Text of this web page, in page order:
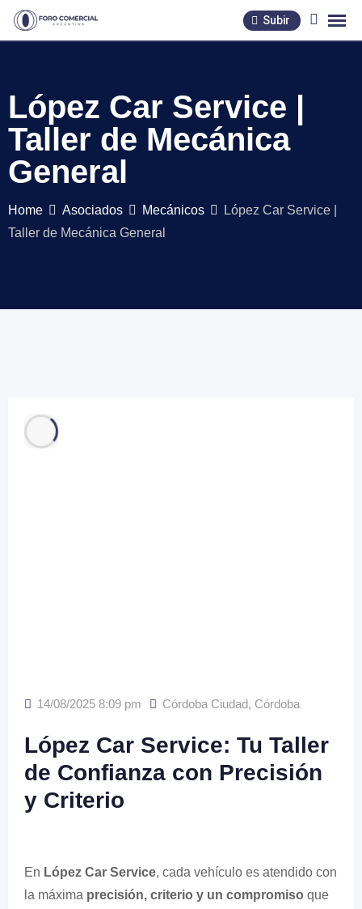
Skip
Subir
López Car Service |
Taller de Mecánica
General
Home Asociados Mecánicos
López Car Service |
Taller de Mecánica General
14/08/2025 8:09 pm Córdoba Ciudad, Córdoba
López Car Service: Tu Taller
de Confianza con Precisión
y Criterio
En López Car Service, cada vehículo es atendido con
la máxima precisión, criterio y un compromiso que